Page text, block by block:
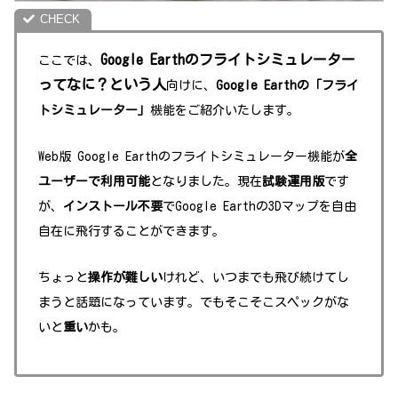
ここでは、 Google Earthのフライトシミュレーター
ってなに？という人 向けに、 Google Earthの「フライ
トシミュレーター」 機能をご紹介いたします。
Web版 Google Earthのフライトシミュレーター機能が全
ユーザーで利用可能となりました。現在試験運用版です
が、 インストール不要でGoogle Earthの3Dマップを自由
自在に飛行することができます。
ちょっと操作が難しいけれど、いつまでも飛び続けてし
まうと話題になっています。でもそこそこスペックがな
いと 重いかも。